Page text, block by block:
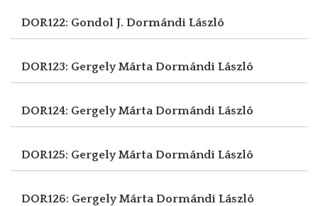
DOR122: Gondol J. Dormándi László
DOR123: Gergely MártaDormándi László
DOR124: Gergely MártaDormándi László
DOR125: Gergely MártaDormándi László
DOR126: Gergely MártaDormándi László